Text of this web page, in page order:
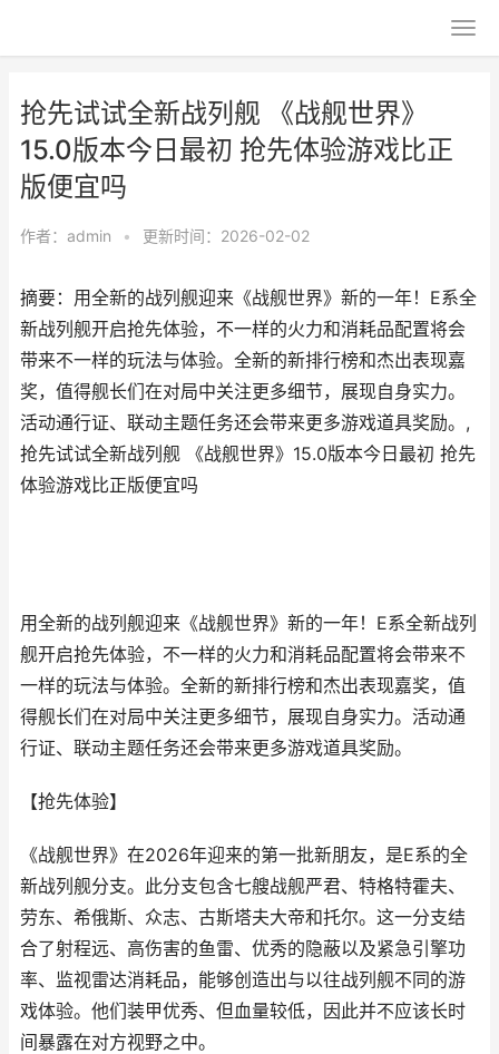
抢先试试全新战列舰 《战舰世界》
15.0版本今日最初 抢先体验游戏比正
版便宜吗
作者： admin • 更新时间：2026-02-02
摘要：用全新的战列舰迎来《战舰世界》新的一年！E系全
新战列舰开启抢先体验，不一样的火力和消耗品配置将会
带来不一样的玩法与体验。全新的新排行榜和杰出表现嘉
奖，值得舰长们在对局中关注更多细节，展现自身实力。
活动通行证、联动主题任务还会带来更多游戏道具奖励。,
抢先试试全新战列舰 《战舰世界》15.0版本今日最初 抢先
体验游戏比正版便宜吗
用全新的战列舰迎来《战舰世界》新的一年！E系全新战列
舰开启抢先体验，不一样的火力和消耗品配置将会带来不
一样的玩法与体验。全新的新排行榜和杰出表现嘉奖，值
得舰长们在对局中关注更多细节，展现自身实力。活动通
行证、联动主题任务还会带来更多游戏道具奖励。
【抢先体验】
《战舰世界》在2026年迎来的第一批新朋友，是E系的全
新战列舰分支。此分支包含七艘战舰严君、特格特霍夫、
劳东、希俄斯、众志、古斯塔夫大帝和托尔。这一分支结
合了射程远、高伤害的鱼雷、优秀的隐蔽以及紧急引擎功
率、监视雷达消耗品，能够创造出与以往战列舰不同的游
戏体验。他们装甲优秀、但血量较低，因此并不应该长时
间暴露在对方视野之中。